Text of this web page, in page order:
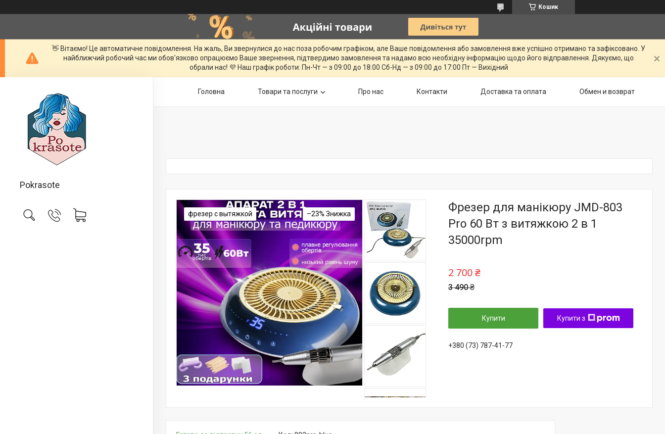
Кошик
👋 Вітаємо! Це автоматичне повідомлення. На жаль, Ви звернулися до нас поза робочим графіком, але Ваше повідомлення або замовлення вже успішно отримано та зафіксовано. У
найближчий робочий час ми обов'язково опрацюємо Ваше звернення, підтвердимо замовлення та надамо всю необхідну інформацію щодо його відправлення. Дякуємо, що
обрали нас! 💜 Наш графік роботи: Пн-Чт — з 09:00 до 18:00 Сб-Нд — з 09:00 до 17:00 Пт — Вихідний
Pokrasote
Головна Товари та послуги Про нас Контакти Доставка та оплата Обмен и возврат
фрезер с вытяжкой –23%
Фрезер для манікюру JMD-803
Pro 60 Вт з витяжкою 2 в 1
35000rpm
3 490 ₴
2 700 ₴
Купити Купити з
+380 (73) 787-41-77